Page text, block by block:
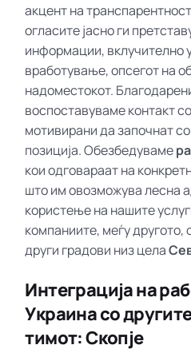
акцент на
огласите јасно ги
информации, вклучително
вработување, опсегот на
надоместокот.
воспоставуваме контакт
мотивирани да започнат
позиција. Обезбедуваме
кои одговараат на
што им овозможува лесна
користење на нашите
компаниите, меѓу другото,
други градови низ цела
Интеграција на
Украина со
тимот: Скопје